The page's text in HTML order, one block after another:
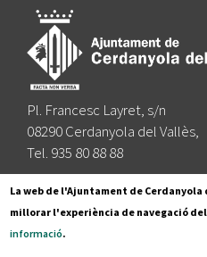
Pl. Francesc Layret, s/n
08290 Cerdanyola del Vallès,
Tel. 935 80 88 88
Segueix-nos a:
La web de l'Ajuntament de
millorar l'experiència de navegació
informació.